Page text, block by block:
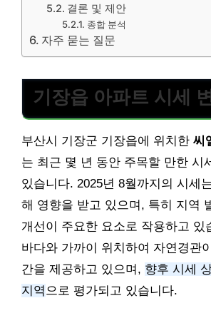
결론 및 제안
종합 분석
자주 묻는 질문
기장읍 아파트 시세
부산시 기장군 기장읍에 위치한 씨
는 최근 몇 년 동안 주목할 만한 시
있습니다. 2025년 8월까지의 시세
해 영향을 받고 있으며, 특히 지역
개선이 주요한 요소로 작용하고 있
바다와 가까이 위치하여 자연경관
간을 제공하고 있으며, 향후 시세
지역 으로 평가되고 있습니다.